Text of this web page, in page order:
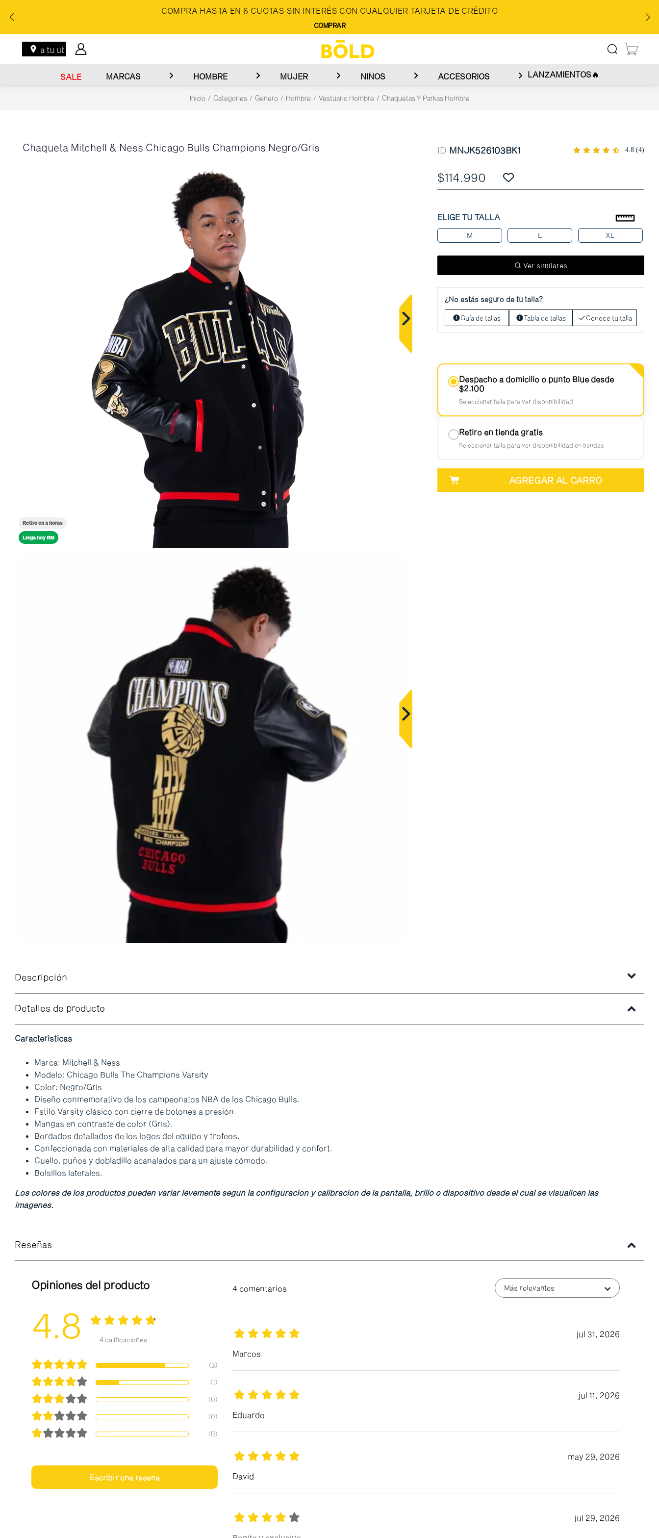
COMPRA HASTA EN 6 CUOTAS SIN INTERÉS CON CUALQUIER TARJETA DE CRÉDITO
COMPRAR
Ingresa tu ubicación
SALE MARCAS HOMBRE MUJER NIÑOS ACCESORIOS LANZAMIENTOS🔥
Inicio Categories Genero Hombre Vestuario Hombre Chaquetas Y Parkas Hombre
Chaqueta Mitchell & Ness Chicago Bulls Champions Negro/Gris
Retiro en 3 horas
Llega hoy RM
ID MNJK526103BK1 4.8 (4)
$114.990
ELIGE TU TALLA
M L XL
Ver similares
¿No estás seguro de tu talla?
Guía de tallas Tabla de tallas Conoce tu talla
Despacho a domicilio o punto Blue desde
$2.100
Seleccionar talla para ver disponibilidad
Retiro en tienda gratis
Seleccionar talla para ver disponibilidad en tiendas
AGREGAR AL CARRO
Descripción
Detalles de producto
Caracteristicas
Marca: Mitchell & Ness
Modelo: Chicago Bulls The Champions Varsity
Color: Negro/Gris
Diseño conmemorativo de los campeonatos NBA de los Chicago Bulls.
Estilo Varsity clásico con cierre de botones a presión.
Mangas en contraste de color (Gris).
Bordados detallados de los logos del equipo y trofeos.
Confeccionada con materiales de alta calidad para mayor durabilidad y confort.
Cuello, puños y dobladillo acanalados para un ajuste cómodo.
Bolsillos laterales.
Los colores de los productos pueden variar levemente segun la configuracion y calibracion de la pantalla, brillo o dispositivo desde el cual se visualicen las
imagenes.
Reseñas
Opiniones del producto
4.8 4 calificaciones
(3)
(1)
(0)
(0)
(0)
Escribir una reseña
4 comentarios Más relevantes
jul 31, 2026
Marcos
jul 11, 2026
Eduardo
may 29, 2026
David
jul 29, 2026